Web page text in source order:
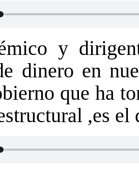
y
dinero en
que ha
,es